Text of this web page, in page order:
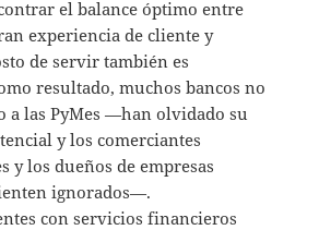
el balance óptimo entre
experiencia de cliente y
de servir también es
resultado, muchos bancos no
a las PyMes —han olvidado su
y los comerciantes
y los dueños de empresas
ignorados—.
con servicios financieros